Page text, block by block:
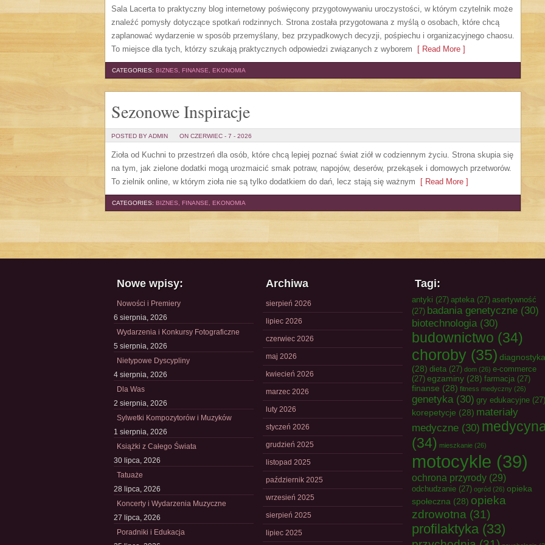
Sala Lacerta to praktyczny blog internetowy poświęcony przygotowywaniu uroczystości, w którym czytelnik może
znaleźć pomysły dotyczące spotkań rodzinnych. Strona została przygotowana z myślą o osobach, które chcą
zaplanować wydarzenie w sposób przemyślany, bez przypadkowych decyzji, pośpiechu i organizacyjnego chaosu.
To miejsce dla tych, którzy szukają praktycznych odpowiedzi związanych z wyborem [ Read More ]
CATEGORIES: BIZNES, FINANSE, EKONOMIA
Sezonowe Inspiracje
POSTED BY ADMIN ON CZERWIEC - 7 - 2026
Zioła od Kuchni to przestrzeń dla osób, które chcą lepiej poznać świat ziół w codziennym życiu. Strona skupia się
na tym, jak zielone dodatki mogą urozmaicić smak potraw, napojów, deserów, przekąsek i domowych przetworów.
To zielnik online, w którym zioła nie są tylko dodatkiem do dań, lecz stają się ważnym [ Read More ]
CATEGORIES: BIZNES, FINANSE, EKONOMIA
Nowe wpisy:
Nowości i Premiery
6 sierpnia, 2026
Wydarzenia i Konkursy Fotograficzne
5 sierpnia, 2026
Nietypowe Dyscypliny
4 sierpnia, 2026
Dla Was
2 sierpnia, 2026
Sylwetki Kompozytorów i Muzyków
1 sierpnia, 2026
Książki z Całego Świata
30 lipca, 2026
Tatuaże
28 lipca, 2026
Koncerty i Wydarzenia Muzyczne
27 lipca, 2026
Poradniki i Edukacja
Archiwa
sierpień 2026
lipiec 2026
czerwiec 2026
maj 2026
kwiecień 2026
marzec 2026
luty 2026
styczeń 2026
grudzień 2025
listopad 2025
październik 2025
wrzesień 2025
sierpień 2025
lipiec 2025
Tagi:
antyki (27) apteka (27) asertywność
(27) badania genetyczne (30)
biotechnologia(30)
budownictwo (34)
choroby (35) diagnostyka
(28) dieta (27) dom (26) e-commerce
(27) egzaminy (28) farmacja (27)
finanse (28) fitness medyczny (26)
genetyka(30) gry edukacyjne (27)
korepetycje (28) materiały
medyczne (30)
(34) mieszkanie (26)
motocykle (39)
ochrona przyrody (29)
odchudzanie (27) ogród (26) opieka
społeczna (28) opieka
zdrowotna (31)
profilaktyka (33)